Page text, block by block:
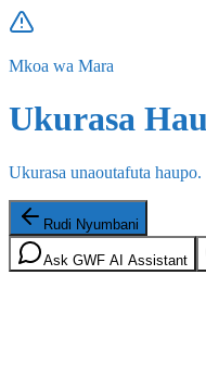
Mkoa wa Mara
Ukurasa
Ukurasa unaoutafuta haupo.
Rudi Nyumbani
Ask GWF AI Assistant